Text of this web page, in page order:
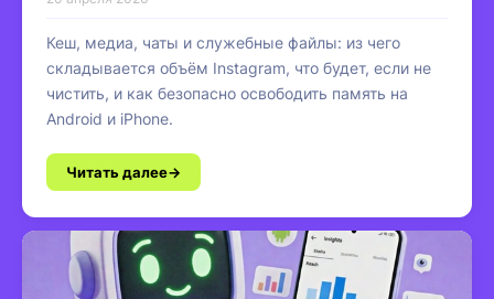
Кеш, медиа, чаты и служебные файлы: из чего
складывается объём Instagram, что будет, если не
чистить, и как безопасно освободить память на
Android и iPhone.
Читать далее